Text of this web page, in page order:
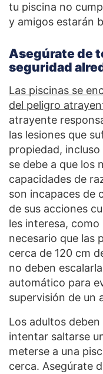
tu piscina no
y amigos estarán
Asegúrate de
seguridad
Las piscinas se
del peligro
atrayente
las lesiones que
propiedad,
se debe a que los
capacidades de
son incapaces de
de sus acciones
les interesa,
necesario que las
cerca de 120 cm
no deben
automático para
supervisión de un
Los adultos
intentar saltarse
meterse a una
cerca. Asegúrate